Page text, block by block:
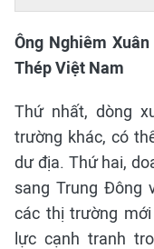
Ông Nghiêm
Thép Việt Nam
Thứ nhất, dòng
trường khác, có
dư địa. Thứ hai,
sang Trung Đông
các thị trường
lực cạnh tranh